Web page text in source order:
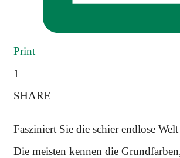
Print
1
SHARE
Fasziniert Sie die schier endlose
Die meisten kennen die